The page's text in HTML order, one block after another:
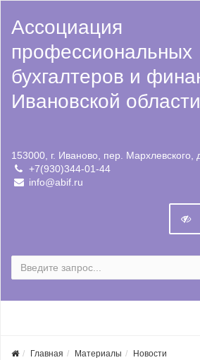
Ассоциация
профессиональных
бухгалтеров и
Ивановской области
153000, г. Иваново, пер. Мархлевского,
+7(930)344-01-44
info@abif.ru
Главная Материалы Новости